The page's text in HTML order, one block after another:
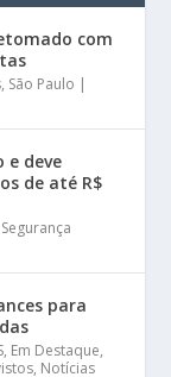
com
, São Paulo |
e deve
de até R$
Segurança
para
, Em Destaque,
, Notícias